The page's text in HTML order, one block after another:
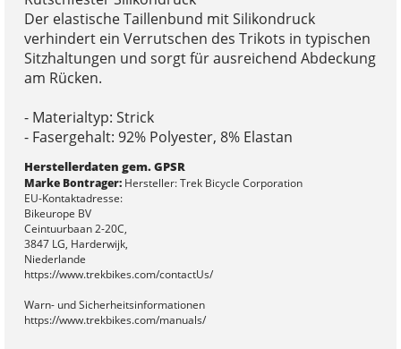
Der elastische Taillenbund mit Silikondruck
verhindert ein Verrutschen des Trikots in typischen
Sitzhaltungen und sorgt für ausreichend Abdeckung
am Rücken.
- Materialtyp: Strick
- Fasergehalt: 92% Polyester, 8% Elastan
Herstellerdaten gem. GPSR
Marke Bontrager:Hersteller: Trek Bicycle Corporation
EU-Kontaktadresse:
Bikeurope BV
Ceintuurbaan 2-20C,
3847 LG, Harderwijk,
Niederlande
https://www.trekbikes.com/contactUs/
Warn- und Sicherheitsinformationen
https://www.trekbikes.com/manuals/